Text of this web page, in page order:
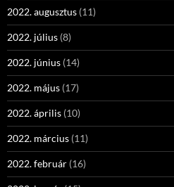
2022. augusztus (11)
2022. július (8)
2022. június (14)
2022. május (17)
2022. április (10)
2022. március (11)
2022. február (16)